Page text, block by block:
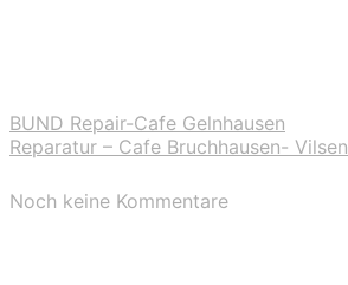
BUND Repair-Cafe Gelnhausen
Reparatur – Cafe Bruchhausen- Vilsen
Noch keine Kommentare